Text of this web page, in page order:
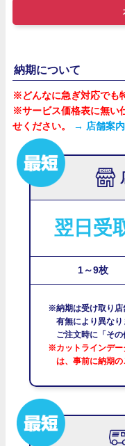
納期について
※どんなに急ぎ対応でも
※サービス価格表に無い
せください。
→ 店舗案
翌日受
1～9枚
※納期は受け取り店
有無により異なり
ご注文時に「その
※カットラインデー
は、事前に納期の